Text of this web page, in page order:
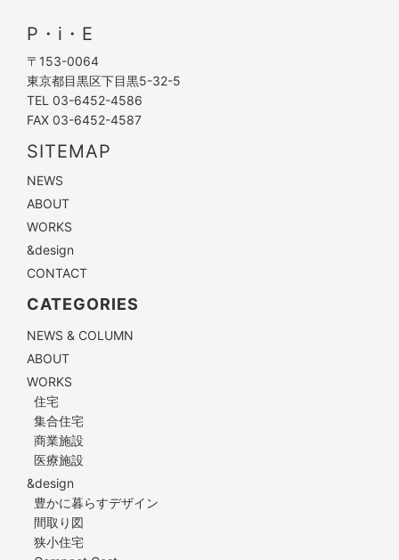
P・i・E
〒153-0064
東京都目黒区下目黒5-32-5
TEL 03-6452-4586
FAX 03-6452-4587
SITEMAP
NEWS
ABOUT
WORKS
&design
CONTACT
CATEGORIES
NEWS & COLUMN
ABOUT
WORKS
住宅
集合住宅
商業施設
医療施設
&design
豊かに暮らすデザイン
間取り図
狭小住宅